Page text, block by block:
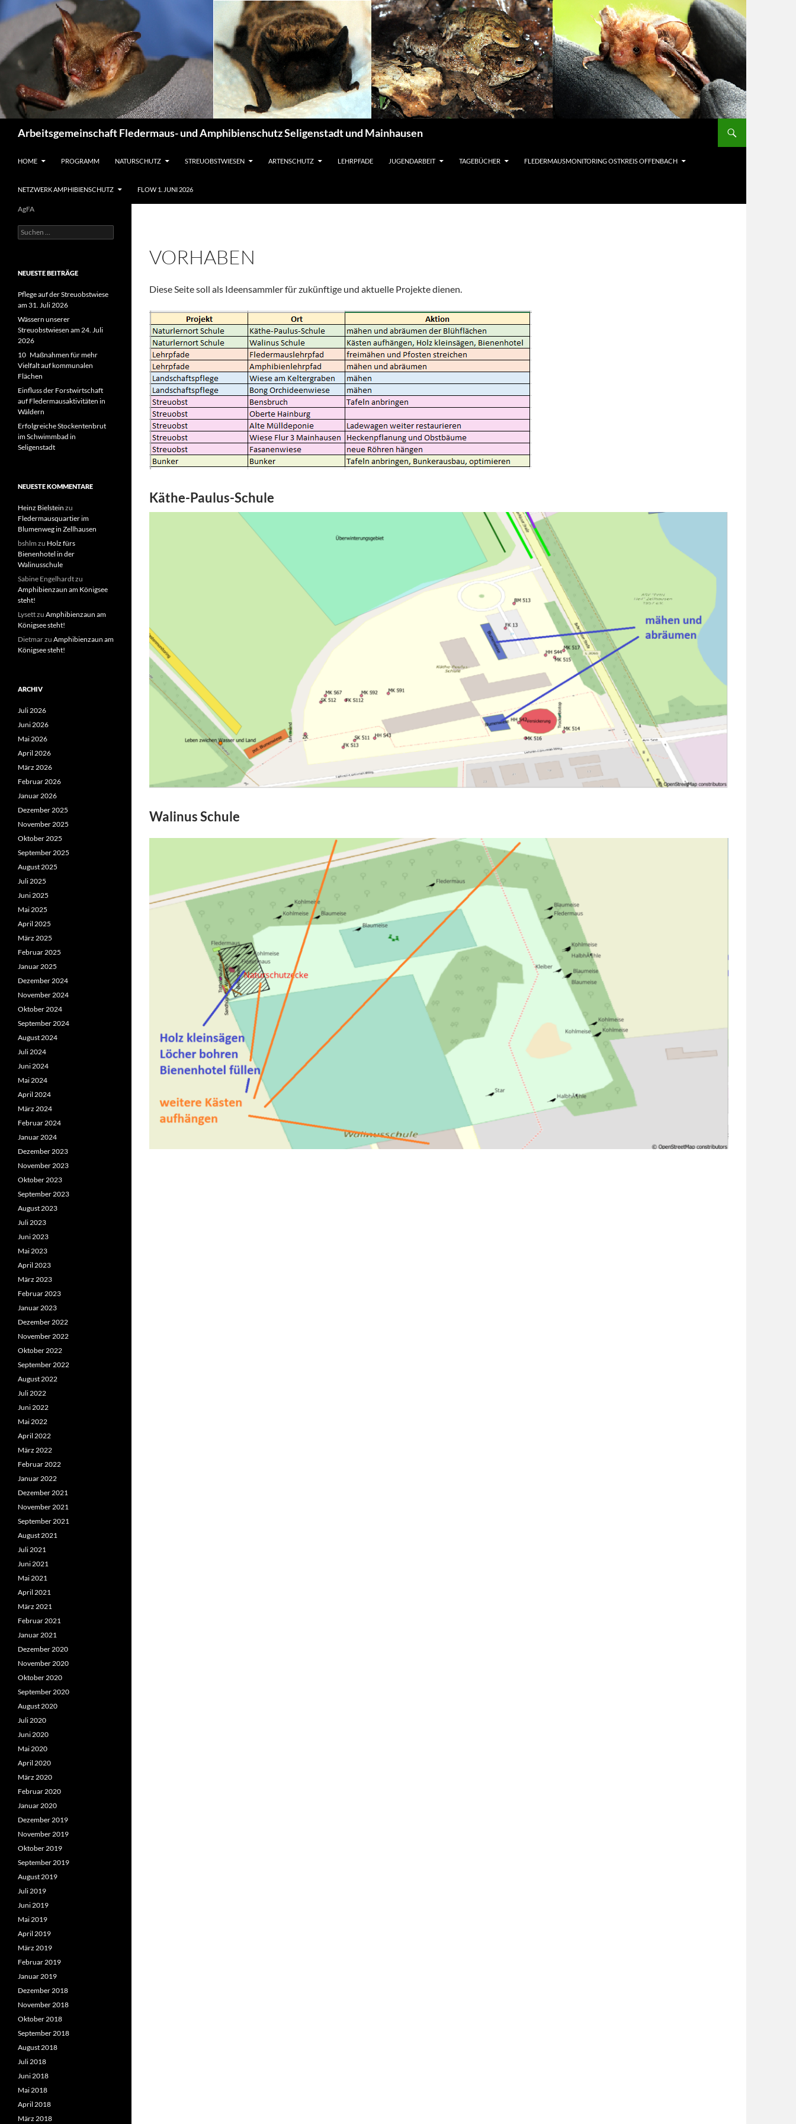
Arbeitsgemeinschaft Fledermaus- und Amphibienschutz Seligenstadt und Mainhausen
HOME
PROGRAMM NATURSCHUTZ STREUOBSTWIESEN ARTENSCHUTZ LEHRPFADE JUGENDARBEIT TAGEBÜCHER FLEDERMAUSMONITORING OSTKREIS OFFENBACH
NETZWERK AMPHIBIENSCHUTZ FLOW 1. JUNI 2026
VORHABEN
Diese Seite soll als Ideensammler für zukünftige und aktuelle Projekte dienen.
Käthe-Paulus-Schule
Walinus Schule
AgFA
Suchen
nach:
NEUESTE BEITRÄGE
Pflege auf der Streuobstwiese
am 31. Juli 2026
Wässern unserer
Streuobstwiesen am 24. Juli
2026
10 Maßnahmen für mehr
Vielfalt auf kommunalen
Flächen
Einfluss der Forstwirtschaft
auf Fledermausaktivitäten in
Wäldern
Erfolgreiche Stockentenbrut
im Schwimmbad in
Seligenstadt
NEUESTE KOMMENTARE
Heinz Bielstein zu
Fledermausquartier im
Blumenweg in Zellhausen
bshlm zu Holz fürs
Bienenhotel in der
Walinusschule
Sabine Engelhardtzu
Amphibienzaun am Königsee
steht!
Lysettzu Amphibienzaun am
Königsee steht!
Dietmarzu Amphibienzaun am
Königsee steht!
ARCHIV
Juli 2026
Juni 2026
Mai 2026
April 2026
März 2026
Februar 2026
Januar 2026
Dezember 2025
November 2025
Oktober 2025
September 2025
August 2025
Juli 2025
Juni 2025
Mai 2025
April 2025
März 2025
Februar 2025
Januar 2025
Dezember 2024
November 2024
Oktober 2024
September 2024
August 2024
Juli 2024
Juni 2024
Mai 2024
April 2024
März 2024
Februar 2024
Januar 2024
Dezember 2023
November 2023
Oktober 2023
September 2023
August 2023
Juli 2023
Juni 2023
Mai 2023
April 2023
März 2023
Februar 2023
Januar 2023
Dezember 2022
November 2022
Oktober 2022
September 2022
August 2022
Juli 2022
Juni 2022
Mai 2022
April 2022
März 2022
Februar 2022
Januar 2022
Dezember 2021
November 2021
September 2021
August 2021
Juli 2021
Juni 2021
Mai 2021
April 2021
März 2021
Februar 2021
Januar 2021
Dezember 2020
November 2020
Oktober 2020
September 2020
August 2020
Juli 2020
Juni 2020
Mai 2020
April 2020
März 2020
Februar 2020
Januar 2020
Dezember 2019
November 2019
Oktober 2019
September 2019
August 2019
Juli 2019
Juni 2019
Mai 2019
April 2019
März 2019
Februar 2019
Januar 2019
Dezember 2018
November 2018
Oktober 2018
September 2018
August 2018
Juli 2018
Juni 2018
Mai 2018
April 2018
März 2018